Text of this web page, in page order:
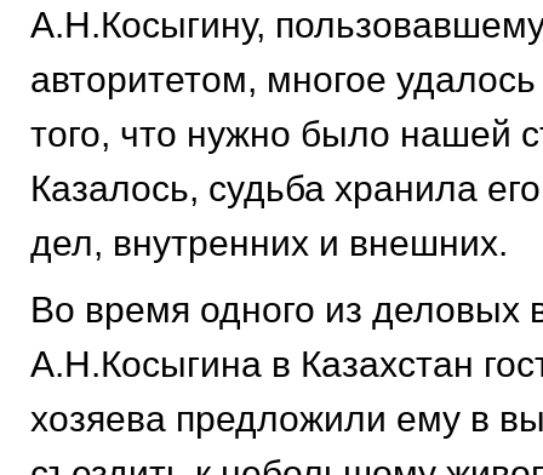
А.Н.Косыгину,
авторитетом, многое
того, что нужно было нашей
Казалось, судьба хранила
дел, внутренних и внешних.
Во время одного из деловых
А.Н.Косыгина в Казахстан
хозяева предложили ему в